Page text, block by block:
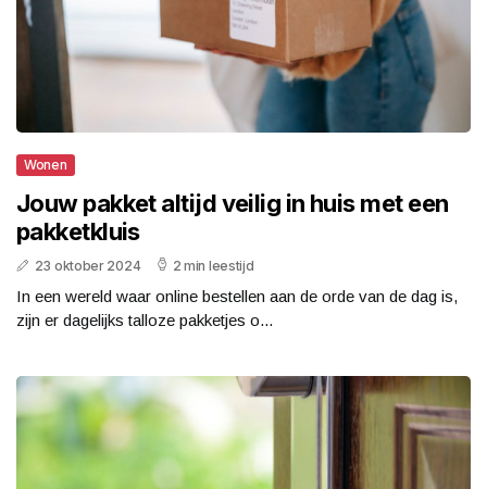
Wonen
Jouw pakket altijd veilig in huis met een
pakketkluis
23 oktober 2024 2 min leestijd
In een wereld waar online bestellen aan de orde van de dag is,
zijn er dagelijks talloze pakketjes o...